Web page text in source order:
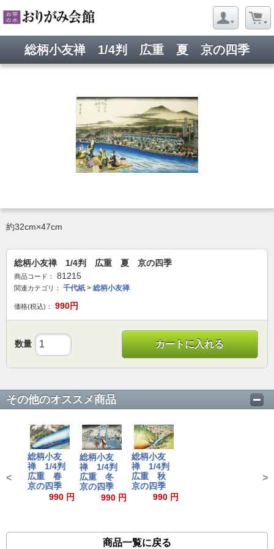
総柄小友禅 1/4判 広重 夏 京の四季
約32cm×47cm
総柄小友禅 1/4判 広重 夏 京の四季
商品コード： 81215
関連カテゴリ： 千代紙 > 総柄小友禅
価格(税込)： 990円
数量 カートに入れる
その他のオススメ商品
総柄小友
禅 1/4判
広重 春
京の四季
990 円
総柄小友
禅 1/4判
広重 冬
京の四季
990 円
総柄小友
禅 1/4判
広重 秋
京の四季
990 円
< >
商品一覧に戻る